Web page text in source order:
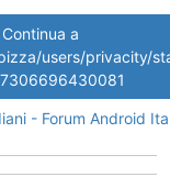
Continua a
users/privacity/
- Forum Android